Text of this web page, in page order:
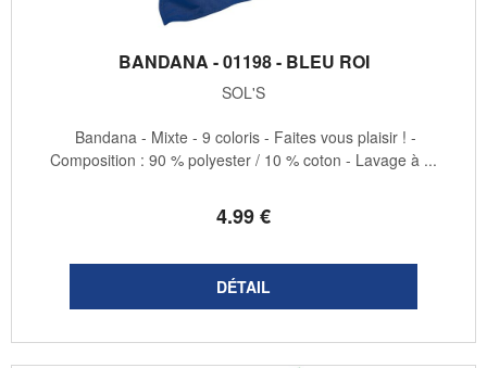
BANDANA - 01198 - BLEU ROI
SOL'S
4.99€
Bandana - Mixte - 9 coloris - Faites vous plaisir ! -
Composition : 90 % polyester / 10 % coton - Lavage à ...